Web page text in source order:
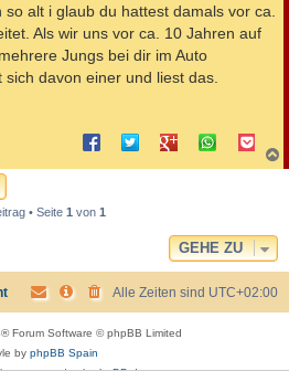
alt i glaub du hattest damals vor ca.
Als wir uns vor ca. 10 Jahren auf
Jungs bei dir im Auto
davon einer und liest das.
a
• Seite 1 von 1
GEHE ZU
Alle Zeiten sind UTC+02:00
® Forum Software © phpBB Limited
by phpBB Spain